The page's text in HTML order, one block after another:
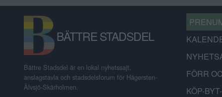
BÄTTRE STADSDEL
Bättre Stadsdel är en lokal nyhetssajt,
anslagstavla och stadsdelsforum för Hägersten-
Älvsjö-Skärholmen.
FÖRR
KÖP-